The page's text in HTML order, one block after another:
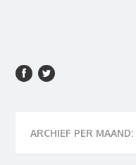
ARCHIEF PER MAAND: